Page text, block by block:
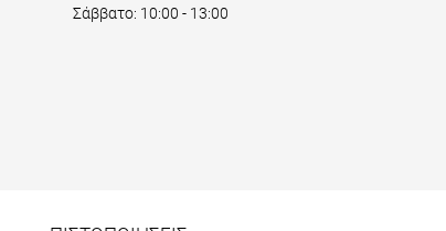
Σάββατο: 10:00 - 13:00